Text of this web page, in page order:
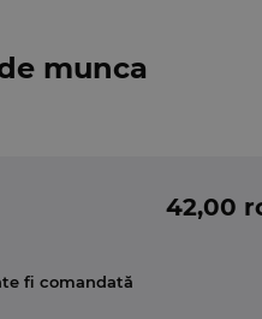
munca
42,00
fi comandată